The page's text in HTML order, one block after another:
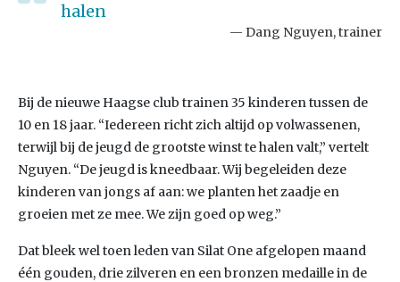
halen
Dang Nguyen, trainer
Bij de nieuwe Haagse club trainen 35 kinderen tussen de
10 en 18 jaar. “Iedereen richt zich altijd op volwassenen,
terwijl bij de jeugd de grootste winst te halen valt,” vertelt
Nguyen. “De jeugd is kneedbaar. Wij begeleiden deze
kinderen van jongs af aan: we planten het zaadje en
groeien met ze mee. We zijn goed op weg.”
Dat bleek wel toen leden van Silat One afgelopen maand
één gouden, drie zilveren en een bronzen medaille in de